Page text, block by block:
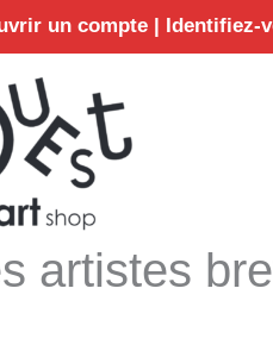
un compte | Identifiez-
artistes